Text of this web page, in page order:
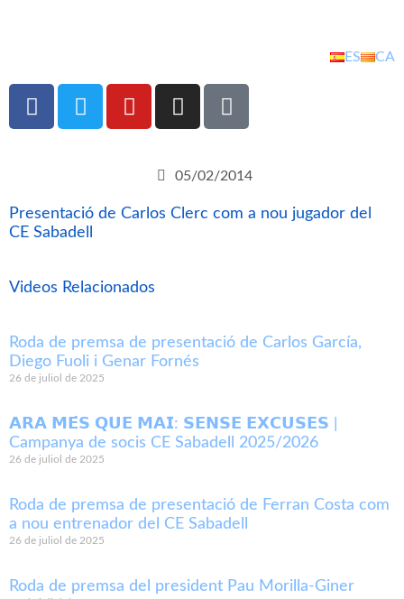
ES CA
05/02/2014
Presentació de Carlos Clerc com a nou jugador del
CE Sabadell
Videos Relacionados
Roda de premsa de presentació de Carlos García,
Diego Fuoli i Genar Fornés
26 de juliol de 2025
𝗔𝗥𝗔 𝗠𝗘́𝗦 𝗤𝗨𝗘 𝗠𝗔𝗜: 𝗦𝗘𝗡𝗦𝗘 𝗘𝗫𝗖𝗨𝗦𝗘𝗦 |
Campanya de socis CE Sabadell 2025/2026
26 de juliol de 2025
Roda de premsa de presentació de Ferran Costa com
a nou entrenador del CE Sabadell
26 de juliol de 2025
Roda de premsa del president Pau Morilla-Giner